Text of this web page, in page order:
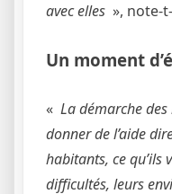
avec elles », note-
Un moment
« La démarche des
donner de l’aide
habitants, ce qu’ils
difficultés, leurs